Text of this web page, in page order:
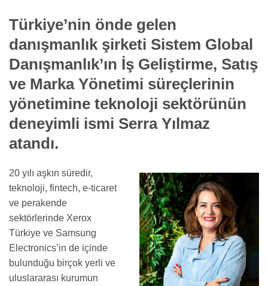
Türkiye’nin önde gelen
danışmanlık şirketi Sistem Global
Danışmanlık’ın İş Geliştirme, Satış
ve Marka Yönetimi süreçlerinin
yönetimine teknoloji sektörünün
deneyimli ismi Serra Yılmaz
atandı.
20 yılı aşkın süredir,
teknoloji, fintech, e-ticaret
ve perakende
sektörlerinde Xerox
Türkiye ve Samsung
Electronics’in de içinde
bulunduğu birçok yerli ve
uluslararası kurumun